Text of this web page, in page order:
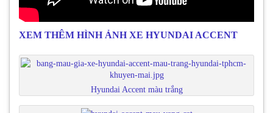
XEM THÊM HÌNH ẢNH XE HYUNDAI ACCENT
Hyundai Accent màu trắng